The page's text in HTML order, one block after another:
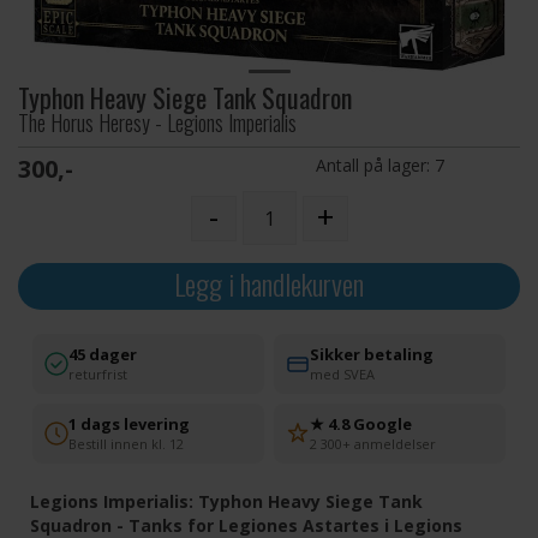
Typhon Heavy Siege Tank Squadron
The Horus Heresy - Legions Imperialis
300,- Antall på lager: 7
- +
Legg i handlekurven
45 dager
returfrist
Sikker betaling
med SVEA
1 dags levering
Bestill innen kl. 12
★ 4.8 Google
2 300+ anmeldelser
Legions Imperialis: Typhon Heavy Siege Tank
Squadron - Tanks for Legiones Astartes i Legions